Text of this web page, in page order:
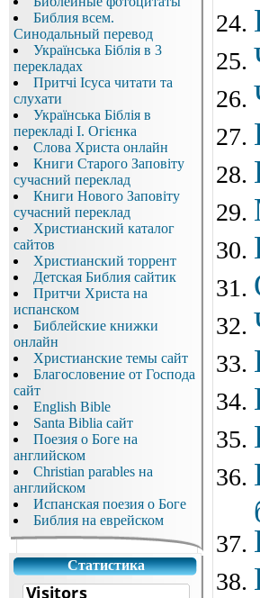
Библия всем.
Синодальный перевод
Українська Біблія в 3
перекладах
Притчі Ісуса читати та
слухати
Українська Біблія в
перекладі І. Огієнка
Слова Христа онлайн
Книги Старого Заповіту
сучасний переклад
Книги Нового Заповіту
сучасний переклад
Христианский каталог
сайтов
Христианский торрент
Детская Библия сайтик
Притчи Христа на
испанском
Библейские книжки
онлайн
Христианские темы сайт
Благословение от Господа
сайт
English Bible
Santa Biblia сайт
Поезия о Боге на
английском
Christian parables на
английском
Испанская поезия о Боге
Библия на еврейском
Статистика